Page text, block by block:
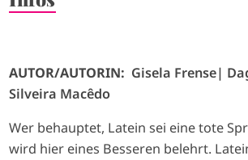
AUTOR/AUTORIN: Gisela Frense
Silveira Macêdo
Wer behauptet, Latein sei eine tote
wird hier eines Besseren belehrt.